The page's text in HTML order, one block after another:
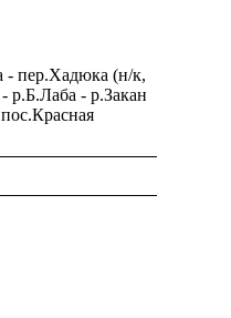
- пер.Хадюка (н/к,
р.Б.Лаба - р.Закан